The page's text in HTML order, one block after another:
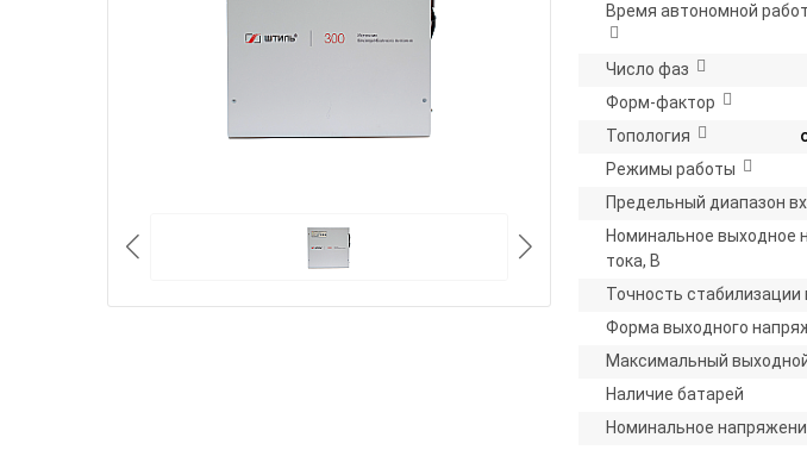
Время автономной
Число фаз
Форм-фактор
Топология
Режимы работы
Предельный диапазон
Номинальное выходное
тока, В
Точность стабилизации
Форма выходного
Максимальный
Наличие батарей
Номинальное